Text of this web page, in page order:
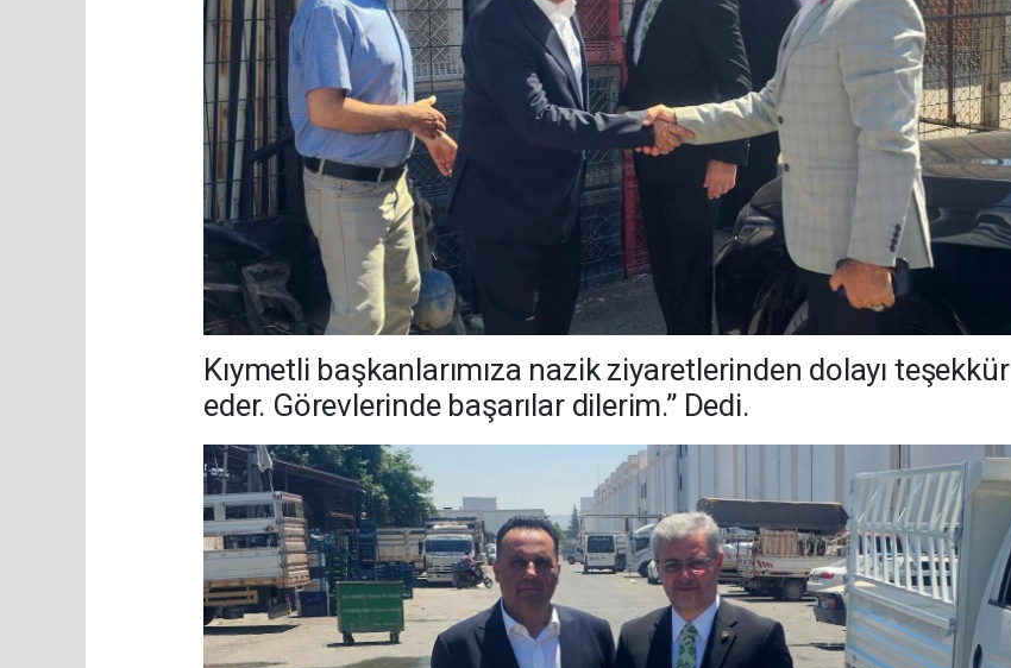
Kıymetli başkanlarımıza nazik ziyaretlerinden dolayı teşekkür
eder. Görevlerinde başarılar dilerim.” Dedi.